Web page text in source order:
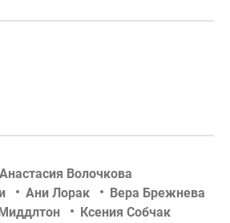
Анастасия Волочкова
Ани Лорак
Вера Брежнева
Ксения Собчак